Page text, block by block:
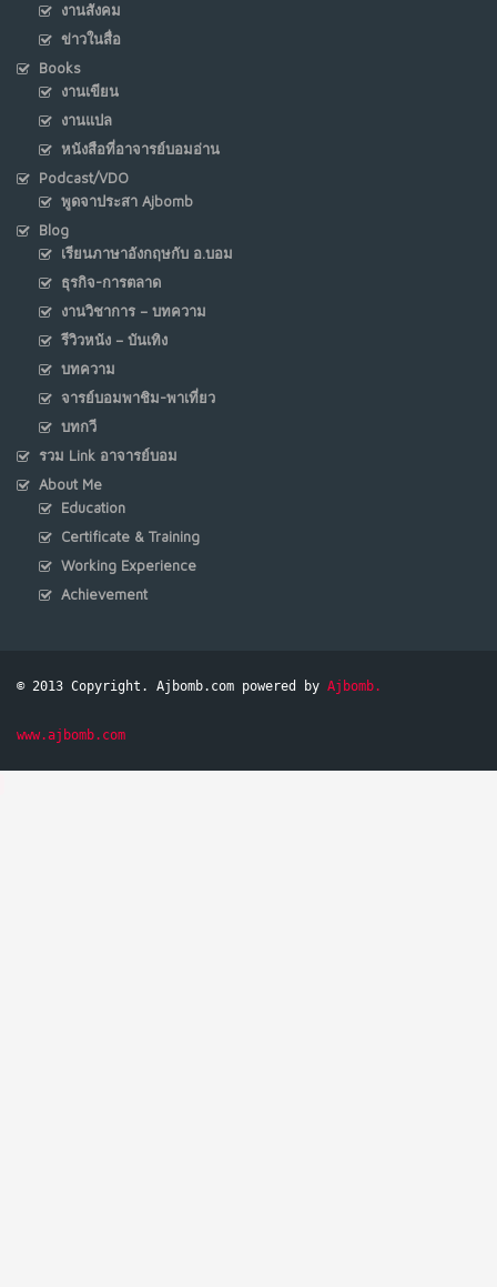
งานสังคม
ข่าวในสื่อ
Books
งานเขียน
งานแปล
หนังสือที่อาจารย์บอมอ่าน
Podcast/VDO
พูดจาประสา Ajbomb
Blog
เรียนภาษาอังกฤษกับ อ.บอม
ธุรกิจ-การตลาด
งานวิชาการ – บทความ
รีวิวหนัง – บันเทิง
บทความ
จารย์บอมพาชิม-พาเที่ยว
บทกวี
รวม Link อาจารย์บอม
About Me
Education
Certificate & Training
Working Experience
Achievement
© 2013 Copyright. Ajbomb.com powered by Ajbomb.
www.ajbomb.com